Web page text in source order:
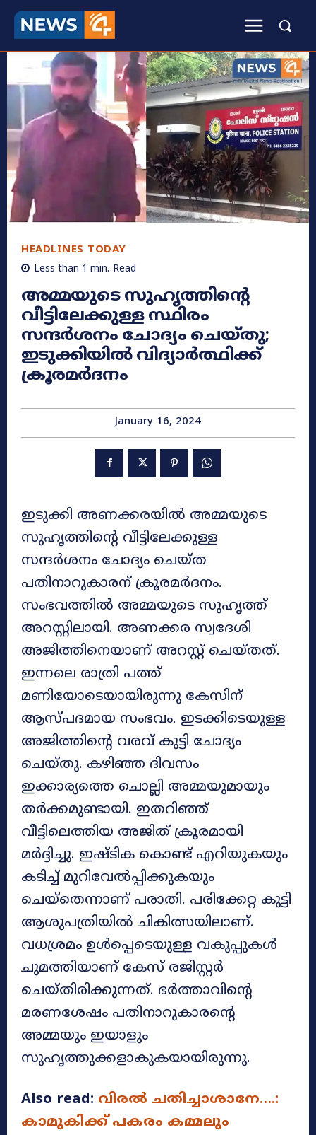
HEADLINES TODAY
Less than 1 min. Read
അമ്മയുടെ സുഹൃത്തിന്റെ
വീട്ടിലേക്കുള്ള സ്ഥിരം
സന്ദർശനം ചോദ്യം ചെയ്തു;
ഇടുക്കിയിൽ വിദ്യാർത്ഥിക്ക്
ക്രൂരമർദനം
January 16, 2024
ഇടുക്കി അണക്കരയിൽ അമ്മയുടെ
സുഹൃത്തിന്റെ വീട്ടിലേക്കുള്ള
സന്ദർശനം ചോദ്യം ചെയ്ത
പതിനാറുകാരന് ക്രൂരമർദനം.
സംഭവത്തിൽ അമ്മയുടെ സുഹൃത്ത്
അറസ്റ്റിലായി. അണക്കര സ്വദേശി
അജിത്തിനെയാണ് അറസ്റ്റ് ചെയ്തത്.
ഇന്നലെ രാത്രി പത്ത്
മണിയോടെയായിരുന്നു കേസിന്
ആസ്പദമായ സംഭവം. ഇടക്കിടെയുള്ള
അജിത്തിന്റെ വരവ് കുട്ടി ചോദ്യം
ചെയ്തു. കഴിഞ്ഞ ദിവസം
ഇക്കാര്യത്തെ ചൊല്ലി അമ്മയുമായും
തർക്കമുണ്ടായി. ഇതറിഞ്ഞ്
വീട്ടിലെത്തിയ അജിത് ക്രൂരമായി
മർദ്ദിച്ചു. ഇഷ്ടിക കൊണ്ട് എറിയുകയും
കടിച്ച് മുറിവേൽപ്പിക്കുകയും
ചെയ്‌തെന്നാണ് പരാതി. പരിക്കേറ്റ കുട്ടി
ആശുപത്രിയിൽ ചികിത്സയിലാണ്.
വധശ്രമം ഉൾപ്പെടെയുള്ള വകുപ്പുകൾ
ചുമത്തിയാണ് കേസ് രജിസ്റ്റർ
ചെയ്തിരിക്കുന്നത്. ഭർത്താവിന്റെ
മരണശേഷം പതിനാറുകാരന്റെ
അമ്മയും ഇയാളും
സുഹൃത്തുക്കളാകുകയായിരുന്നു.
Also read: വിരൽ ചതിച്ചാശാനേ….:
കാമുകിക്ക് പകരം കമ്മലും